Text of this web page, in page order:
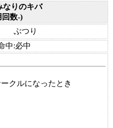
なりのキバ
回数-)
ぶつり
中:必中
クルになったとき